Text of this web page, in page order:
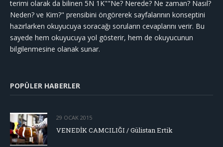
terimi olarak da bilinen 5N 1K""Ne? Nerede? Ne zaman? Nasıl?
Neden? ve Kim?" prensibini öngörerek sayfalarının konseptini
hazırlarken okuyucuya soracağı soruların cevaplarını verir. Bu
sayede hem okuyucuya yol gösterir, hem de okuyucunun
bilgilenmesine olanak sunar.
POPÜLER HABERLER
29 OCAK 2015
VENEDİK CAMCILIĞI / Gülistan Ertik